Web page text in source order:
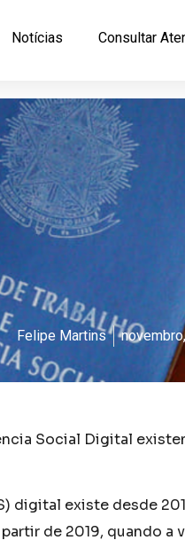
Notícias Consultar
Felipe Martins
Social Digital
digital existe desde
de 2019, quando a